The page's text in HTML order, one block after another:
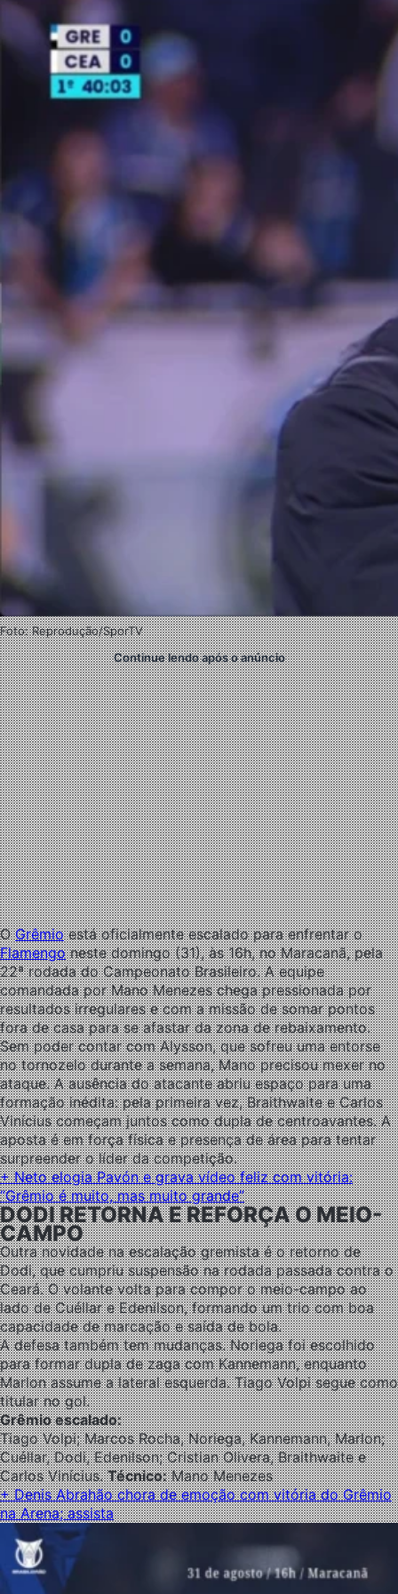
Foto: Reprodução/SporTV
Continue lendo após o anúncio
OGrêmioestá oficialmente escalado para enfrentar o
Flamengoneste domingo (31), às 16h, no Maracanã, pela
22ª rodada do Campeonato Brasileiro. A equipe
comandada por Mano Menezes chega pressionada por
resultados irregulares e com a missão de somar pontos
fora de casa para se afastar da zona de rebaixamento.
Sem poder contar com Alysson, que sofreu uma entorse
no tornozelo durante a semana, Mano precisou mexer no
ataque. A ausência do atacante abriu espaço para uma
formação inédita: pela primeira vez, Braithwaite e Carlos
Vinícius começam juntos como dupla de centroavantes. A
aposta é em força física e presença de área para tentar
surpreender o líder da competição.
+ Neto elogia Pavón e grava vídeo feliz com vitória:
“Grêmio é muito, mas muito grande”
DODI RETORNA E REFORÇA O MEIO-
CAMPO
Outra novidade na escalação gremista é o retorno de
Dodi, que cumpriu suspensão na rodada passada contra o
Ceará. O volante volta para compor o meio-campo ao
lado de Cuéllar e Edenilson, formando um trio com boa
capacidade de marcação e saída de bola.
A defesa também tem mudanças. Noriega foi escolhido
para formar dupla de zaga com Kannemann, enquanto
Marlon assume a lateral esquerda. Tiago Volpi segue como
titular no gol.
Grêmio escalado:
Tiago Volpi; Marcos Rocha, Noriega, Kannemann, Marlon;
Cuéllar, Dodi, Edenilson; Cristian Olivera, Braithwaite e
Carlos Vinícius.Técnico:Mano Menezes
+ Denis Abrahão chora de emoção com vitória do Grêmio
na Arena; assista